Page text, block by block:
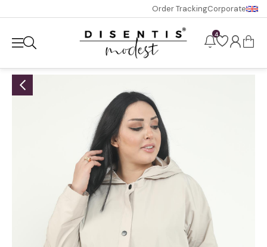
Order TrackingCorporate
4